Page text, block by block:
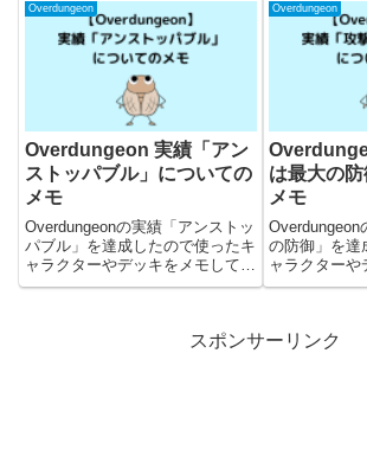
Overdungeon
Overdungeon 実績「アン
ストッパブル」についての
メモ
Overdungeonの実績「アンストッ
パブル」を達成したので使ったキ
ャラクターやデッキをメモしてお
きます。
Overdungeon
は最大の
メモ
Overdungeon
の防御」を達
ャラクターや
きます。
スポンサーリンク